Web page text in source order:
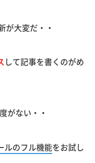
が大変だ・・
して記事を書くのがめ
がない・・
ルのフル機能をお試し